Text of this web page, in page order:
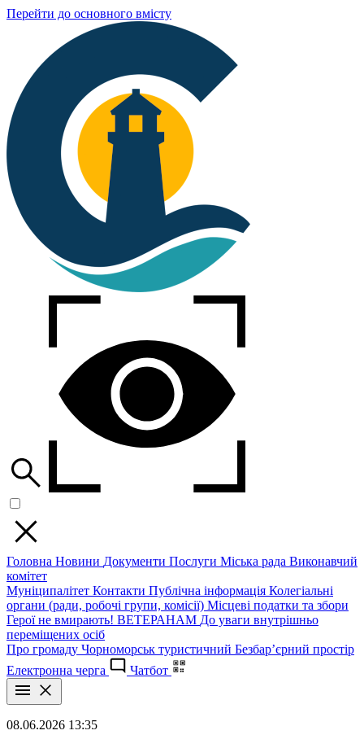
Перейти до основного вмісту
Головна Новини Документи Послуги Міська рада Виконавчий
комітет
Муніципалітет Контакти Публічна інформація Колегіальні
органи (ради, робочі групи, комісії) Місцеві податки та збори
Герої не вмирають! ВЕТЕРАНАМ До уваги внутрішньо
переміщених осіб
Про громаду Чорноморськ туристичний Безбар’єрний простір
Електронна черга
Чатбот
08.06.2026 13:35